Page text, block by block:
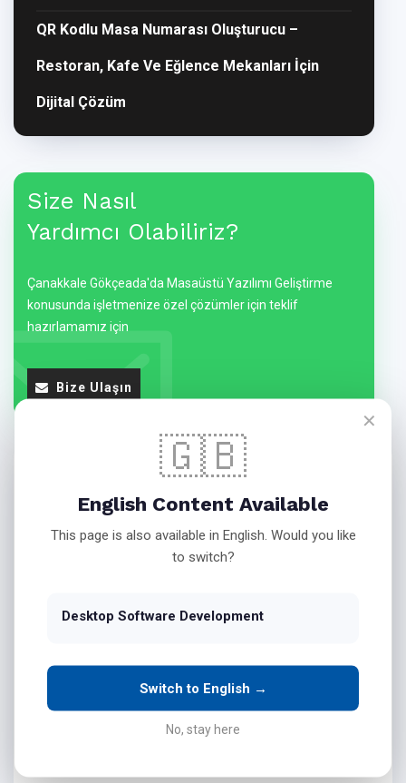
QR Kodlu Masa Numarası Oluşturucu –
Restoran, Kafe Ve Eğlence Mekanları İçin
Dijital Çözüm
Size Nasıl
Yardımcı Olabiliriz?
Çanakkale Gökçeada'da Masaüstü Yazılımı Geliştirme
konusunda işletmenize özel çözümler için teklif
hazırlamamız için
Bize Ulaşın
Çanakkale Gökçeada'da
Masaüstü Yazılımı Geliştirme
üzerinde çalışan, son kullanıcıların bilgisayarlarında yerel
olarak çalışan uygulamalardır. Bu tür yazılımlar, genellikle
✕
🇬🇧
English Content Available
This page is also available in English. Would you like
to switch?
Desktop Software Development
Switch to English →
No, stay here